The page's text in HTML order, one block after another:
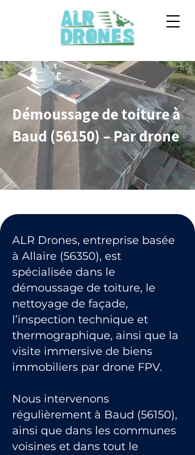
Démoussage de toiture à
Baud (56150) – Par drone
ALR Drones, entreprise basée
à Allaire (56350), est
spécialisée dans le
démoussage de toiture, le
nettoyage de façade,
l’inspection technique et
thermographique, ainsi que la
visite immersive de biens
immobiliers par drone FPV.
Nous intervenons
régulièrement à Baud (56150),
ainsi que dans les communes
voisines et dans tout le